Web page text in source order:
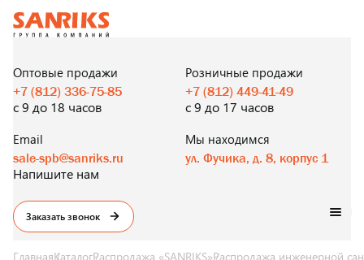
И В РОЗНИЦУ
Оптовые продажи
+7 (812) 336-75-85
с 9 до 18 часов
Розничные продажи
+7 (812) 449-41-49
с 9 до 17 часов
Email
sale-spb@sanriks.ru
Напишите нам
Мы находимся
ул. Фучика, д. 8, корпус 1
Заказать звонок
ГлавнаяКаталогРаспродажа «SANRIKS»Распродажа инженерной